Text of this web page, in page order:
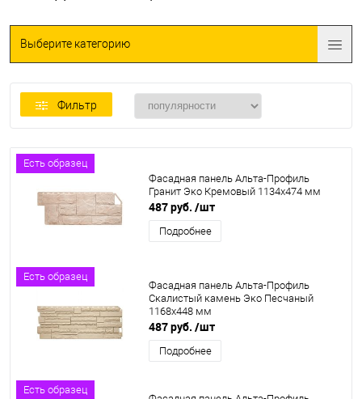
Выберите категорию
Фильтр
Есть образец
Фасадная панель Альта-Профиль
Гранит Эко Кремовый 1134х474 мм
487 руб. /шт
Подробнее
Есть образец
Фасадная панель Альта-Профиль
Скалистый камень Эко Песчаный
1168х448 мм
487 руб. /шт
Подробнее
Есть образец